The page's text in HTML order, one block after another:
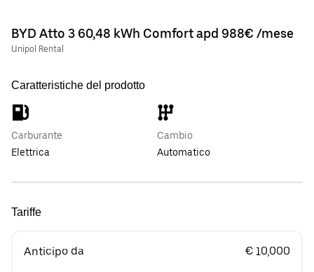
BYD Atto 3 60,48 kWh Comfort apd 988€ /mese
Unipol Rental
Caratteristiche del prodotto
Carburante
Elettrica
Cambio
Automatico
Tariffe
Anticipo da € 10,000